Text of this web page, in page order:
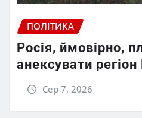
ПОЛІТИКА
Росія, ймовірно,
анексувати
Сер 7, 2026